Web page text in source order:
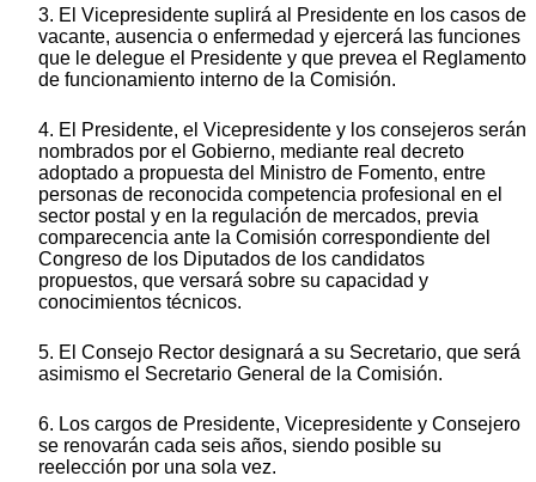
3. El Vicepresidente suplirá al Presidente en los casos de
vacante, ausencia o enfermedad y ejercerá las funciones
que le delegue el Presidente y que prevea el Reglamento
de funcionamiento interno de la Comisión.
4. El Presidente, el Vicepresidente y los consejeros serán
nombrados por el Gobierno, mediante real decreto
adoptado a propuesta del Ministro de Fomento, entre
personas de reconocida competencia profesional en el
sector postal y en la regulación de mercados, previa
comparecencia ante la Comisión correspondiente del
Congreso de los Diputados de los candidatos
propuestos, que versará sobre su capacidad y
conocimientos técnicos.
5. El Consejo Rector designará a su Secretario, que será
asimismo el Secretario General de la Comisión.
6. Los cargos de Presidente, Vicepresidente y Consejero
se renovarán cada seis años, siendo posible su
reelección por una sola vez.